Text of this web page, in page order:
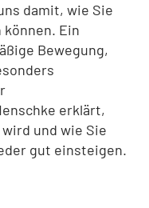
damit, wie Sie
können. Ein
Bewegung,
erklärt,
und wie Sie
gut einsteigen.